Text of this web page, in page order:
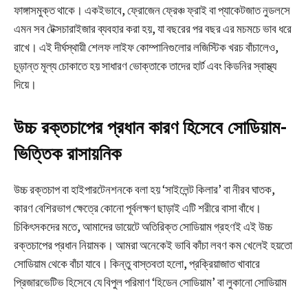
ফাঙ্গাসমুক্ত থাকে। একইভাবে, ফ্রোজেন ফ্রেঞ্চ ফ্রাই বা প্যাকেটজাত নুডলসে
এমন সব টেক্সচারাইজার ব্যবহার করা হয়, যা বছরের পর বছর এর মচমচে ভাব ধরে
রাখে। এই দীর্ঘস্থায়ী শেলফ লাইফ কোম্পানিগুলোর লজিস্টিক খরচ বাঁচালেও,
চূড়ান্ত মূল্য চোকাতে হয় সাধারণ ভোক্তাকে তাদের হার্ট এবং কিডনির স্বাস্থ্য
দিয়ে।
উচ্চ রক্তচাপের প্রধান কারণ হিসেবে সোডিয়াম-
ভিত্তিক রাসায়নিক
উচ্চ রক্তচাপ বা হাইপারটেনশনকে বলা হয় ‘সাইলেন্ট কিলার’ বা নীরব ঘাতক,
কারণ বেশিরভাগ ক্ষেত্রে কোনো পূর্বলক্ষণ ছাড়াই এটি শরীরে বাসা বাঁধে।
চিকিৎসকদের মতে, আমাদের ডায়েটে অতিরিক্ত সোডিয়াম গ্রহণই এই উচ্চ
রক্তচাপের প্রধান নিয়ামক। আমরা অনেকেই ভাবি কাঁচা লবণ কম খেলেই হয়তো
সোডিয়াম থেকে বাঁচা যাবে। কিন্তু বাস্তবতা হলো, প্রক্রিয়াজাত খাবারে
প্রিজারভেটিভ হিসেবে যে বিপুল পরিমাণ ‘হিডেন সোডিয়াম’ বা লুকানো সোডিয়াম